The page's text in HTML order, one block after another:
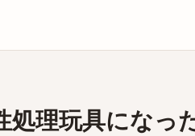
処理玩具になっ